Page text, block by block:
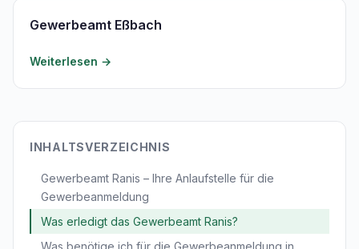
Gewerbeamt Eßbach
Weiterlesen →
INHALTSVERZEICHNIS
Gewerbeamt Ranis – Ihre Anlaufstelle für die
Gewerbeanmeldung
Was erledigt das Gewerbeamt Ranis?
Was benötige ich für die Gewerbeanmeldung in